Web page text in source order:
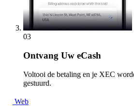
03
Ontvang Uw eCash
Voltooi de betaling en je XEC
gestuurd.
Web